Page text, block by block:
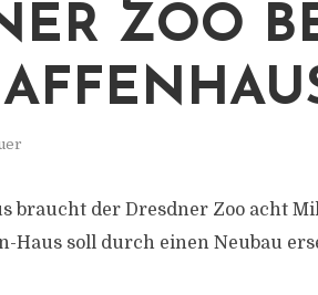
ZOO
braucht der Dresdner Zoo acht
Haus soll durch einen Neubau